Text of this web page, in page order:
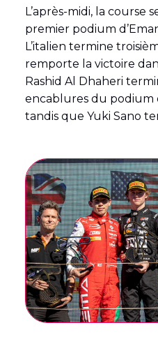
L’après-midi, la course
premier podium
L’italien termine
remporte la victoire
Rashid Al Dhaheri
encablures du podium
tandis que Yuki Sano